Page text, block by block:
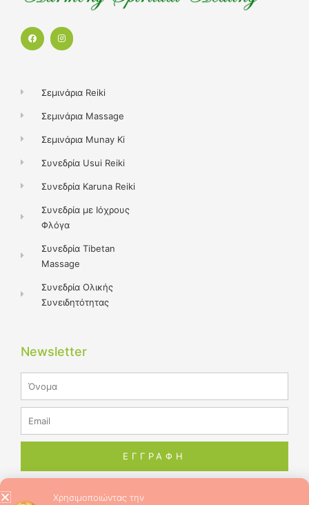
F
a
I
n
m
Σεμινάρια Reiki
Σεμινάρια Massage
Σεμινάρια Munay Ki
Συνεδρία Usui Reiki
Συνεδρία Karuna Reiki
Συνεδρία με Ιόχρους
Φλόγα
Συνεδρία Tibetan
Massage
Συνεδρία Ολικής
Συνειδητότητας
Newsletter
ΕΓΓΡΑΦΗ
Χρησιμοποιώντας την